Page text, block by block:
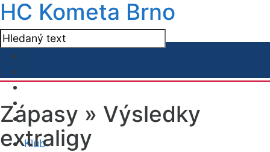
HC Kometa Brno
Klub
Zápasy » Výsledky
extraligy